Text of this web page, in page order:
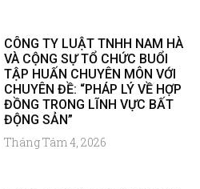
CÔNG TY LUẬT TNHH NAM HÀ
VÀ CỘNG SỰ TỔ CHỨC BUỔI
TẬP HUẤN CHUYÊN MÔN VỚI
CHUYÊN ĐỀ: “PHÁP LÝ VỀ HỢP
ĐỒNG TRONG LĨNH VỰC BẤT
ĐỘNG SẢN”
Tháng Tám 4, 2026